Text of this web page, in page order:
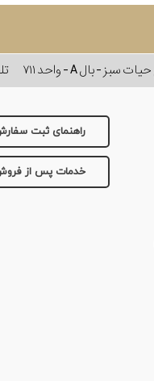
راهنمای ثبت
خدمات پس از